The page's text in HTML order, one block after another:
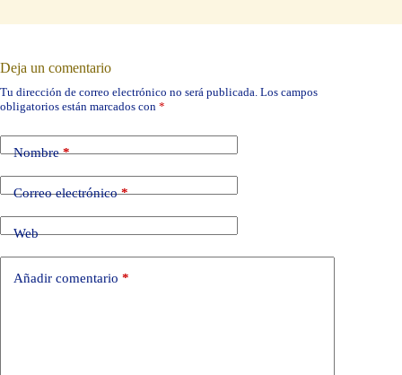
Deja un comentario
Tu dirección de correo electrónico no será publicada. Los campos
obligatorios están marcados con *
Nombre*
Correo electrónico*
Web
Añadir comentario *